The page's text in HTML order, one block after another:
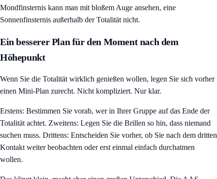
Mondfinsternis kann man mit bloßem Auge ansehen, eine
Sonnenfinsternis außerhalb der Totalität nicht.
Ein besserer Plan für den Moment nach dem
Höhepunkt
Wenn Sie die Totalität wirklich genießen wollen, legen Sie sich vorher
einen Mini-Plan zurecht. Nicht kompliziert. Nur klar.
Erstens: Bestimmen Sie vorab, wer in Ihrer Gruppe auf das Ende der
Totalität achtet. Zweitens: Legen Sie die Brillen so hin, dass niemand
suchen muss. Drittens: Entscheiden Sie vorher, ob Sie nach dem dritten
Kontakt weiter beobachten oder erst einmal einfach durchatmen
wollen.